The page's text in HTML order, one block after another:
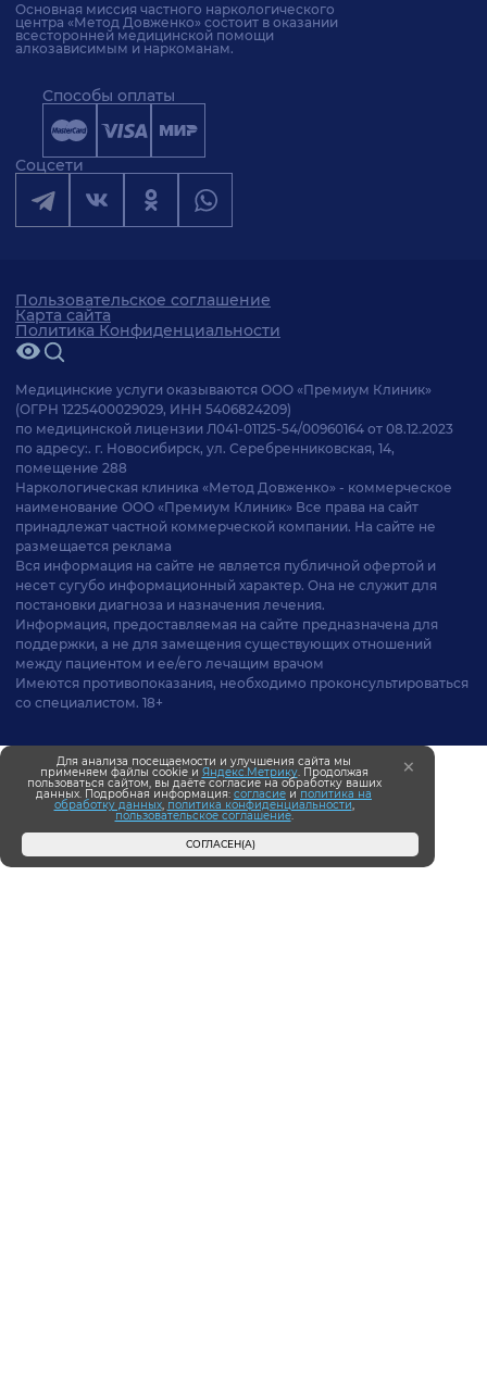
Основная миссия частного наркологического
центра «Метод Довженко» состоит в оказании
всесторонней медицинской помощи
алкозависимым и наркоманам.
Способы оплаты
Соцсети
Пользовательское соглашение
Карта сайта
Политика Конфиденциальности
Медицинские услуги оказываются ООО «Премиум Клиник»
(ОГРН 1225400029029, ИНН 5406824209)
по медицинской лицензии Л041-01125-54/00960164 от 08.12.2023
по адресу:. г. Новосибирск, ул. Серебренниковская, 14,
помещение 288
Наркологическая клиника «Метод Довженко» - коммерческое
наименование ООО «Премиум Клиник» Все права на сайт
принадлежат частной коммерческой компании. На сайте не
размещается реклама
Вся информация на сайте не является публичной офертой и
несет сугубо информационный характер. Она не служит для
постановки диагноза и назначения лечения.
Информация, предоставляемая на сайте предназначена для
поддержки, а не для замещения существующих отношений
между пациентом и ее/его лечащим врачом
Имеются противопоказания, необходимо проконсультироваться
со специалистом. 18+
Для анализа посещаемости и улучшения сайта мы
применяем файлы cookie и Яндекс.Метрику. Продолжая
пользоваться сайтом, вы даёте согласие на обработку ваших
данных. Подробная информация: согласие и политика на
обработку данных, политика конфиденциальности,
пользовательское соглашение.
СОГЛАСЕН(А)